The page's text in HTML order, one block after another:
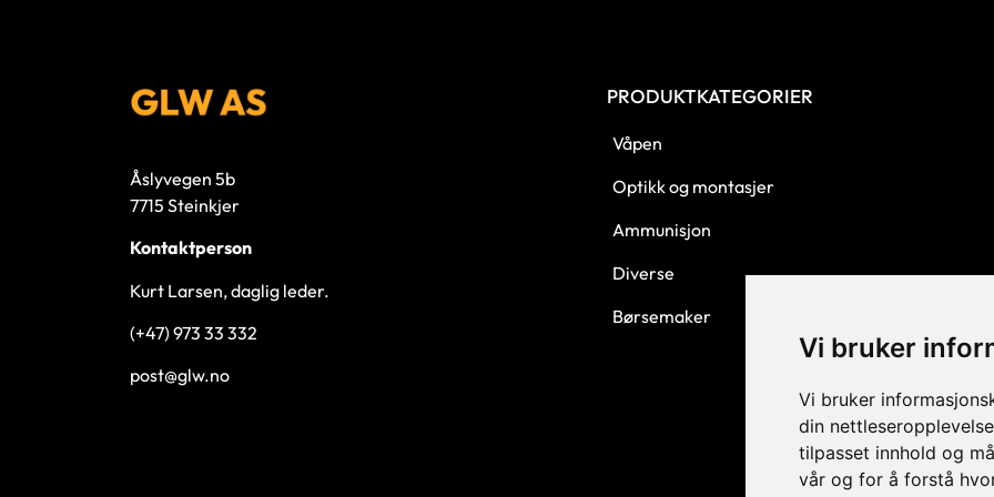
Vi bruker
Vi bruker
din
tilpasset innhold og
vår og for å forstå
Åslyvegen 5b
7715 Steinkjer
Kontaktperson
Kurt Larsen, daglig leder.
(+47) 973 33 332
post@glw.no
PRODUKTKATEGORIER
Våpen
Optikk og montasjer
Ammunisjon
Diverse
Børsemaker